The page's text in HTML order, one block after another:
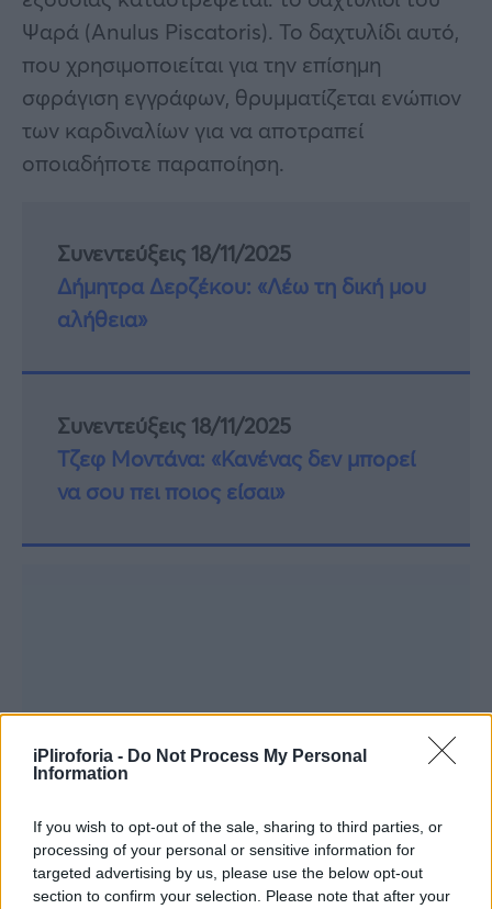
iPliroforia - Do Not Process My Personal
Information
If you wish to opt-out of the sale, sharing to third parties, or
processing of your personal or sensitive information for
targeted advertising by us, please use the below opt-out
section to confirm your selection. Please note that after your
Ψαρά (Anulus Piscatoris). Το δαχτυλίδι αυτό,
που χρησιμοποιείται για την επίσημη
σφράγιση εγγράφων, θρυμματίζεται ενώπιον
των καρδιναλίων για να αποτραπεί
οποιαδήποτε παραποίηση.
Συνεντεύξεις 18/11/2025
Δήμητρα Δερζέκου: «Λέω τη δική μου
αλήθεια»
Συνεντεύξεις 18/11/2025
Τζεφ Μοντάνα: «Κανένας δεν μπορεί
να σου πει ποιος είσαι»